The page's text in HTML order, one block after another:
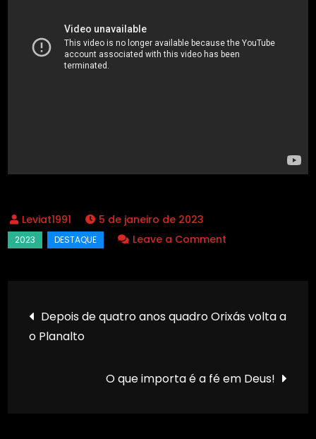
5 de janeiro de 2023
Leave a Comment
Depois de quatro anos quadro Orixás volta a
o Planalto
O que importa é a fé em Deus!